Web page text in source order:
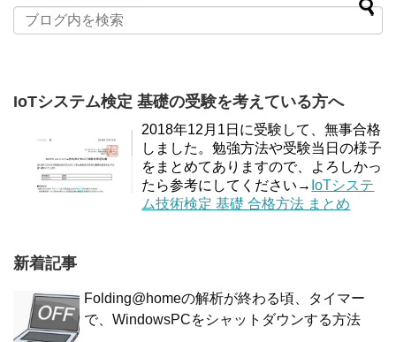
IoTシステム検定 基礎の受験を考えている方へ
2018年12月1日に受験して、無事合格
しました。勉強方法や受験当日の様子
をまとめてありますので、よろしかっ
たら参考にしてください→ IoTシステ
ム技術検定 基礎 合格方法 まとめ
新着記事
Folding@homeの解析が終わる頃、タイマー
で、WindowsPCをシャットダウンする方法